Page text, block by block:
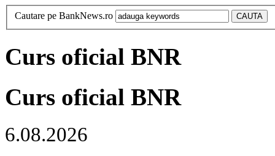
Cautare pe BankNews.ro
Curs oficial BNR
Curs oficial BNR
6.08.2026